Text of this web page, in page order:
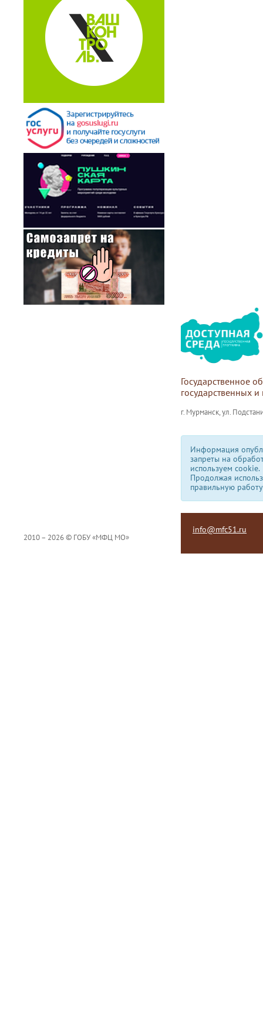
Государственное
государственных
г. Мурманск, ул.
Информация
запреты на
используем сookie.
Продолжая
правильную
2010 – 2026 © ГОБУ «МФЦ МО»
info@mfc51.ru